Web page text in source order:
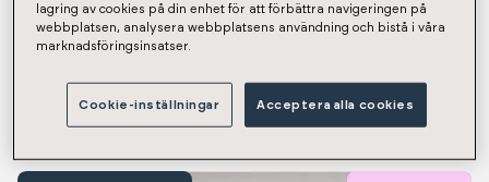
Näytetään tulokset 1-12 / 1320
Heti vapaat asunnot
lagring av cookies på din enhet för att förbättra navigeringen på
webbplatsen, analysera webbplatsens användning och bistå i våra
marknadsföringsinsatser.
Cookie-inställningar Acceptera alla cookies